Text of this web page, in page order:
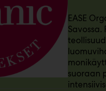
ä
:
EASE
suoraan